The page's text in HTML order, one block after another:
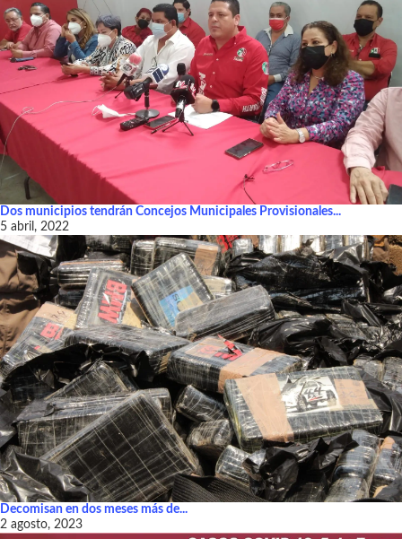
Dos municipios tendrán Concejos Municipales Provisionales...
5 abril, 2022
Decomisan en dos meses más de...
2 agosto, 2023